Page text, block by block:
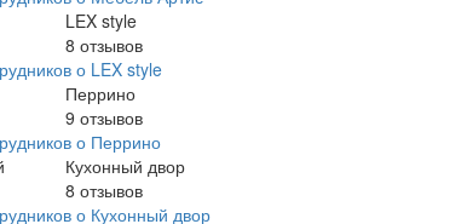
LEX style
8 отзывов
о LEX style
Перрино
9 отзывов
о Перрино
Кухонный двор
8 отзывов
о Кухонный двор